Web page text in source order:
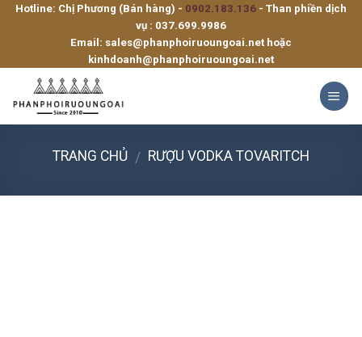
SkipHotline: Chị Phương (Bán hàng) - 0902.183.136 - Than phiền dịch
vụ : 037.699.9986
Email: sales@phanphoiruoungoai.net hoặc
kinhdoanh@phanphoiruoungoai.net
TRANG CHỦ / RƯỢU VODKA TOVARITCH